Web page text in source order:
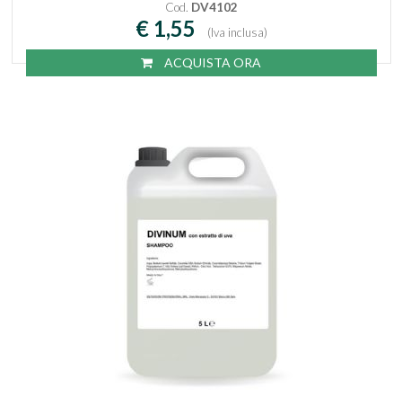
Cod. DV4102
€ 1,55 (Iva inclusa)
ACQUISTA ORA